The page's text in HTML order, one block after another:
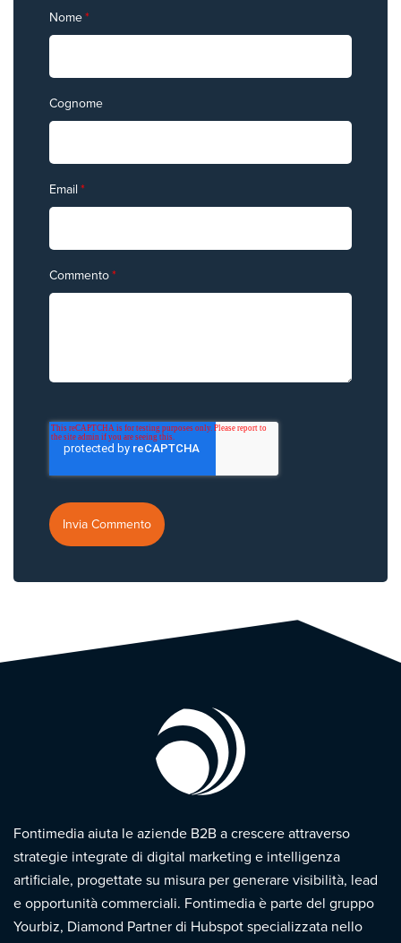
Nome*
Cognome
Email *
Commento*
Fontimedia aiuta le aziende B2B a crescere attraverso
strategie integrate di digital marketing e intelligenza
artificiale, progettate su misura per generare visibilità, lead
e opportunità commerciali. Fontimedia è parte del gruppo
Yourbiz, Diamond Partner di Hubspot specializzata nello